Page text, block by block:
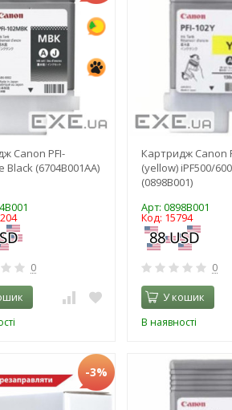
Canon PFI-
Black (6704B001AA)
0
Картридж Canon
(yellow) iPF500/
(0898B001)
Арт: 0898B001
Код: 15794
0
У кошик
В наявності
-3%